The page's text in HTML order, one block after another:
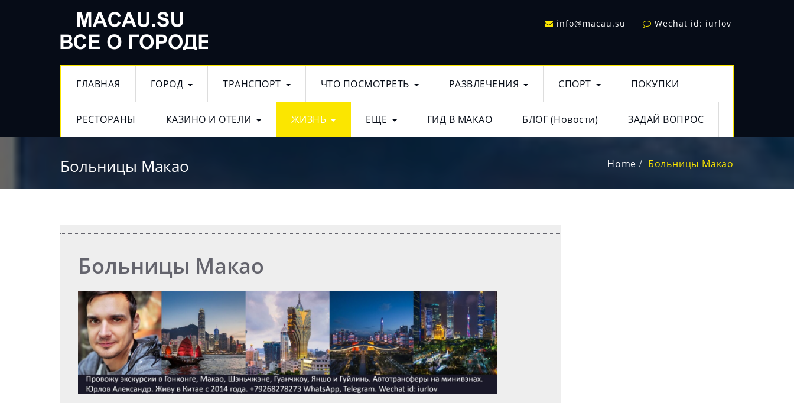
info@macau.su Wechat id: iurlov
ГЛАВНАЯ ГОРОД ТРАНСПОРТ ЧТО ПОСМОТРЕТЬ РАЗВЛЕЧЕНИЯ СПОРТ ПОКУПКИ
РЕСТОРАНЫ КАЗИНО И ОТЕЛИ ЖИЗНЬ ЕЩЕ ГИД В МАКАО БЛОГ (Новости) ЗАДАЙ ВОПРОС
Больницы Макао Home Больницы Макао
Больницы Макао